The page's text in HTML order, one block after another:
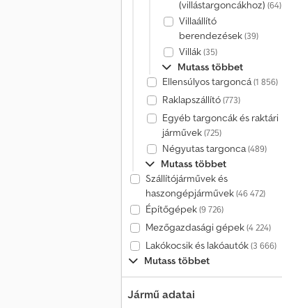
(villástargoncákhoz) (64)
Villaállító
berendezések(39)
Villák(35)
Mutass többet
Ellensúlyos targoncá(1 856)
Raklapszállító(773)
Egyéb targoncák és raktári
járművek(725)
Négyutas targonca(489)
Mutass többet
Szállítójárművek és
haszongépjárművek(46 472)
Építőgépek(9 726)
Mezőgazdasági gépek(4 224)
Lakókocsik és lakóautók(3 666)
Mutass többet
Jármű adatai